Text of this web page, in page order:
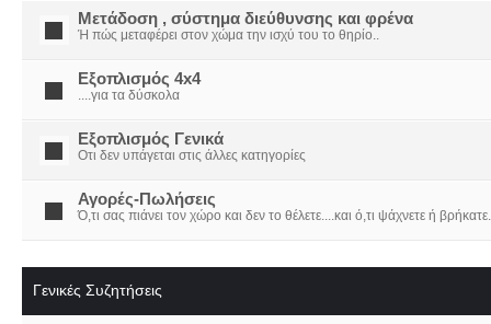
Μετάδοση , σύστημα διεύθυνσης και φρένα
Ή πώς μεταφέρει στον χώμα την ισχύ του το θηρίο..
Εξοπλισμός 4x4
....για τα δύσκολα
Εξοπλισμός Γενικά
Οτι δεν υπάγεται στις άλλες κατηγορίες
Αγορές-Πωλήσεις
Ό,τι σας πιάνει τον χώρο και δεν το θέλετε....και ό,τι ψάχνετε ή
Γενικές Συζητήσεις